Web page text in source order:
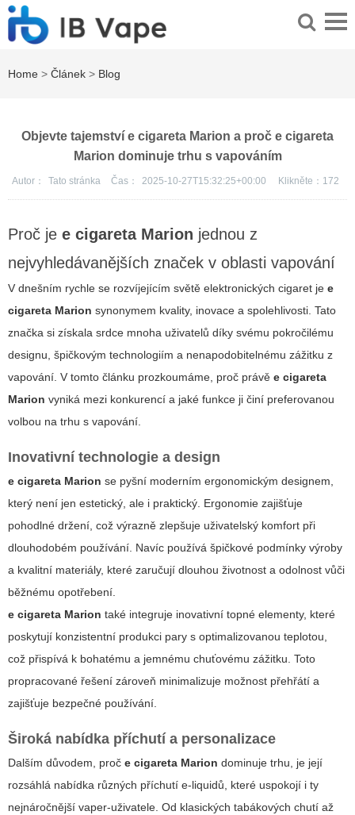
Home > Článek > Blog
Objevte tajemství e cigareta Marion a proč e cigareta
Marion dominuje trhu s vapováním
Autor： Tato stránka Čas： 2025-10-27T15:32:25+00:00 Klikněte： 172
Proč je e cigareta Marion jednou z
nejvyhledávanějších značek v oblasti vapování
V dnešním rychle se rozvíjejícím světě elektronických cigaret je e
cigareta Marion synonymem kvality, inovace a spolehlivosti. Tato
značka si získala srdce mnoha uživatelů díky svému pokročilému
designu, špičkovým technologiím a nenapodobitelnému zážitku z
vapování. V tomto článku prozkoumáme, proč právě e cigareta
Marion vyniká mezi konkurencí a jaké funkce ji činí preferovanou
volbou na trhu s vapování.
Inovativní technologie a design
e cigareta Marion se pyšní moderním ergonomickým designem,
který není jen estetický, ale i praktický. Ergonomie zajišťuje
pohodlné držení, což výrazně zlepšuje uživatelský komfort při
dlouhodobém používání. Navíc používá špičkové podmínky výroby
a kvalitní materiály, které zaručují dlouhou životnost a odolnost vůči
běžnému opotřebení.
e cigareta Marion také integruje inovativní topné elementy, které
poskytují konzistentní produkci pary s optimalizovanou teplotou,
což přispívá k bohatému a jemnému chuťovému zážitku. Toto
propracované řešení zároveň minimalizuje možnost přehřátí a
zajišťuje bezpečné používání.
Široká nabídka příchutí a personalizace
Dalším důvodem, proč e cigareta Marion dominuje trhu, je její
rozsáhlá nabídka různých příchutí e-liquidů, které uspokojí i ty
nejnáročnější vaper-uživatele. Od klasických tabákových chutí až